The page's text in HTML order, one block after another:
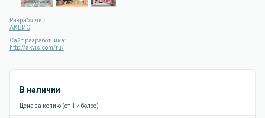
Разработчик:
АКВИС
Сайт разработчика:
http://akvis.com/ru/
В наличии
Цена за копию (от 1 и более)